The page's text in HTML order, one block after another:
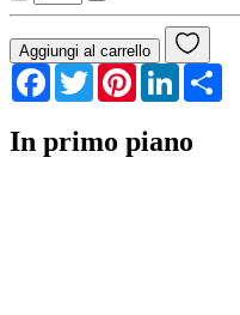
Aggiungi al carrello
Facebook
TwitterPinterestLinkedIn
In primo piano